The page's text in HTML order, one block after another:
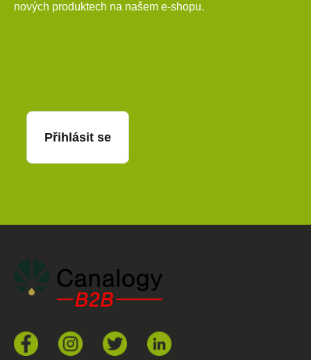
nových produktech na našem e-shopu.
Přihlásit se